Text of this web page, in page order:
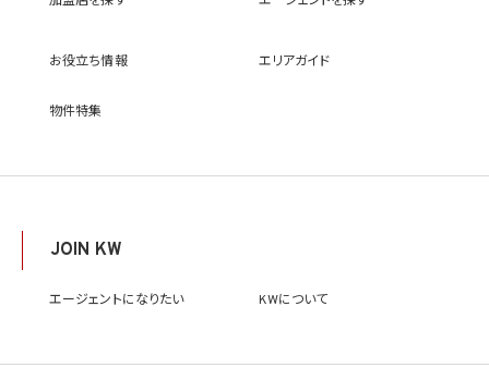
お役立ち情報 エリアガイド
物件特集
JOIN KW
エージェントになりたい KWについて